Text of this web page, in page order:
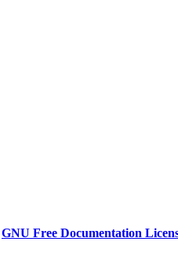
GNU Free Documentation